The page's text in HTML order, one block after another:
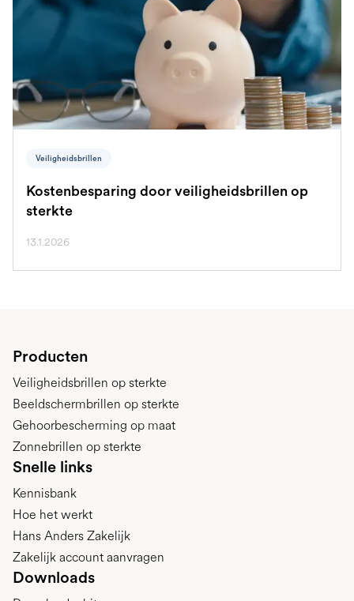
Veiligheidsbrillen
Kostenbesparing door veiligheidsbrillen op
sterkte
13.1.2026
Producten
Veiligheidsbrillen op sterkte
Beeldschermbrillen op sterkte
Gehoorbescherming op maat
Zonnebrillen op sterkte
Snelle links
Kennisbank
Hoe het werkt
Hans Anders Zakelijk
Zakelijk account aanvragen
Downloads